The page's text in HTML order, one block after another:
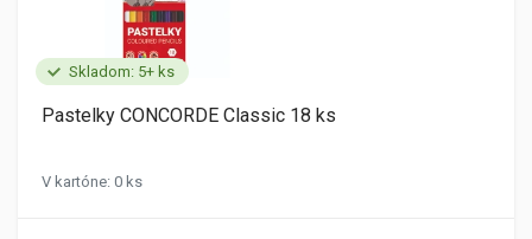
Skladom: 5+ ks
Pastelky CONCORDE Classic 18 ks
V kartóne: 0 ks